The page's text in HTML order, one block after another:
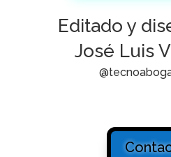
Editado y
José Luis